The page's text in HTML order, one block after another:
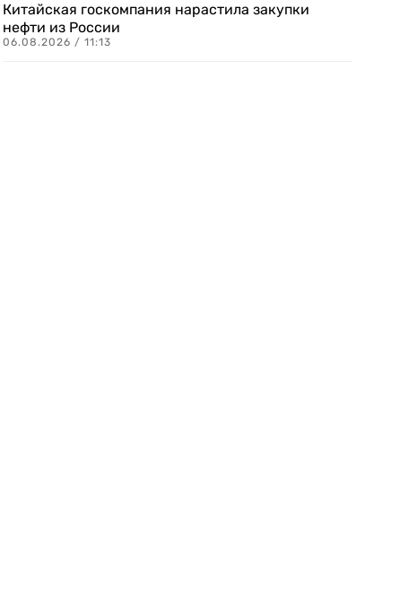
Китайская госкомпания нарастила закупки
нефти из России
06.08.2026 / 11:13